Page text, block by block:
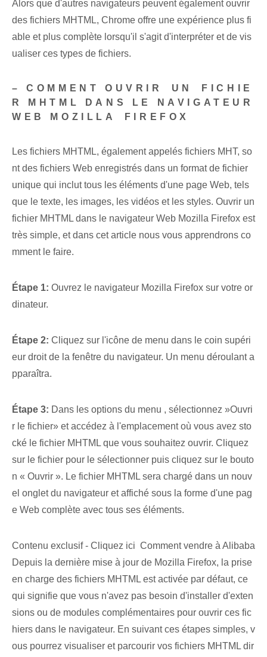
Alors que d'autres navigateurs peuvent également ouvrir
des fichiers MHTML, Chrome offre une expérience plus fi
able et plus complète lorsqu'il s'agit d'interpréter et de vis
ualiser ces types de fichiers.
– ‌COMMENT OUVRIR ⁤UN⁢ FICHIE
R MHTML DANS‌ LE NAVIGATEUR
WEB MOZILLA ⁤FIREFOX
Les ⁣fichiers MHTML, également⁢ appelés⁢ fichiers MHT, so
nt des fichiers Web enregistrés dans un ⁣format de fichier
unique qui inclut tous⁣ les éléments⁣ d'une page Web, tels
que le texte, les images, les vidéos et les styles. Ouvrir un
fichier MHTML dans le navigateur Web Mozilla Firefox est
très simple, et dans cet article nous vous apprendrons co
mment le faire.
Étape 1: Ouvrez le navigateur Mozilla Firefox sur votre or
dinateur.
Étape 2: Cliquez sur l'icône de menu dans le coin supéri
eur droit de la fenêtre du navigateur. Un menu déroulant a
pparaîtra.
Étape 3: Dans les options du menu ⁢, sélectionnez ⁤»Ouvri
r le fichier» et accédez à l'emplacement où vous avez sto
cké le fichier ⁢MHTML que vous souhaitez ouvrir. Cliquez
sur le fichier pour le sélectionner puis cliquez sur le bouto
n « Ouvrir ». Le fichier ⁣MHTML sera chargé dans un nouv
el onglet du navigateur et affiché sous la forme d'une pag
e Web complète avec tous ses éléments.
Contenu exclusif - Cliquez ici Comment vendre à Alibaba
Depuis la dernière mise à jour de Mozilla Firefox, la prise
en charge des fichiers MHTML est activée par défaut, ce
qui signifie que vous n'avez pas besoin d'installer d'exten
sions ou de modules complémentaires pour ouvrir ces fic
hiers dans le navigateur. En suivant ces étapes simples, v
ous pourrez visualiser et parcourir vos fichiers MHTML dir